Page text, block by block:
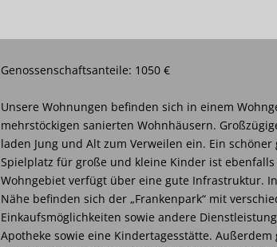
Genossenschaftsanteile: 1050 €
Unsere Wohnungen befinden sich in einem
mehrstöckigen sanierten Wohnhäusern.
laden Jung und Alt zum Verweilen ein. Ein schöner
Spielplatz für große und kleine Kinder ist ebenfalls
Wohngebiet verfügt über eine gute Infrastruktur.
Nähe befinden sich der „Frankenpark“ mit
Einkaufsmöglichkeiten sowie andere
Apotheke sowie eine Kindertagesstätte. Außerdem